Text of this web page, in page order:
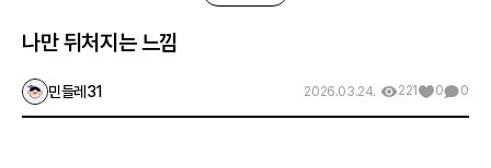
나만 뒤처지는 느낌
민들레31 2026.03.24. 221 0 0